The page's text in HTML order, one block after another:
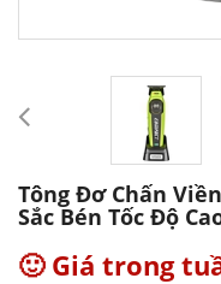
Tông Đơ Chấn
Sắc Bén Tốc Độ
🙂 Giá trong